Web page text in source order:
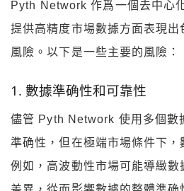
Pyth Network 作爲一個去中心
提供高精度市場數據方面表現出
風險。以下是一些主要的風險：
1. 數據準确性和可靠性
儘管 Pyth Network 使用多個數
準确性，但在極端市場條件下，
例如，高波動性市場可能導緻數